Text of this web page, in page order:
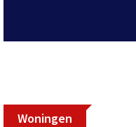
Woningen